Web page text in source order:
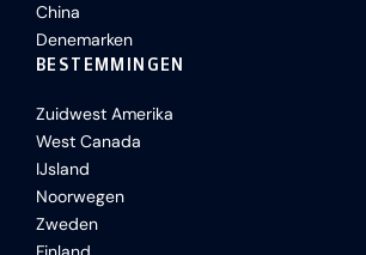
China
Denemarken
BESTEMMINGEN
Zuidwest Amerika
West Canada
IJsland
Noorwegen
Zweden